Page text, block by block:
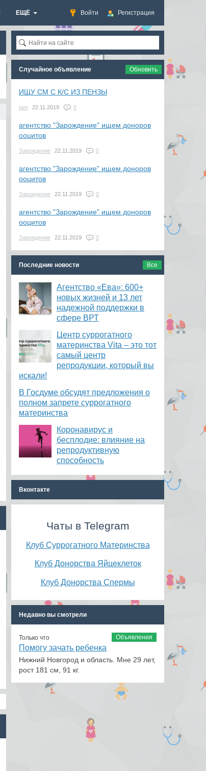
Войти Регистрация
ЕЩЁ
Случайное объявление Обновить
ИЩУ СМ С К/С ИЗ ПЕНЗЫ
Iam 22.11.2019 0
агентство "Зарождение" ищем доноров
ооцитов
Зарождение 22.11.2019 0
агентство "Зарождение" ищем доноров
ооцитов
Зарождение 22.11.2019 0
агентство "Зарождение" ищем доноров
ооцитов
Зарождение 22.11.2019 0
Последние новости Все
Агентство «Ева»: 600+
новых жизней и 13 лет
надежной поддержки в
сфере ВРТ
​Центр суррогатного
материнства Vita – это тот
самый центр
репродукции, который вы
искали!
В Госдуме обсудят предложения о
полном запрете суррогатного
материнства
Коронавирус и
бесплодие: влияние на
репродуктивную
способность
Вконтакте
Чаты в Telegram
Клуб Суррогатного Материнства
Клуб Донорства Яйцеклеток
Клуб Донорства Спермы
Недавно вы смотрели
Объявления
Только что
Помогу зачать ребенка
Нижний Новгород и область. Мне 29 лет,
рост 181 см, 91 кг.